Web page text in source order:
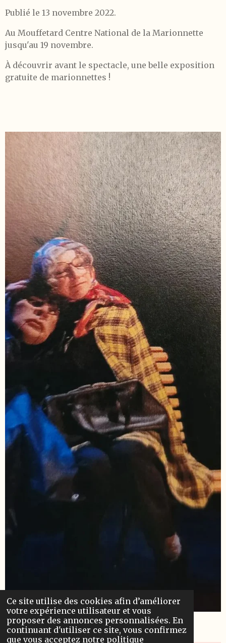
Ce site utilise des cookies afin d’améliorer
votre expérience utilisateur et vous
proposer des annonces personnalisées. En
continuant d'utiliser ce site, vous confirmez
que vous acceptez notre politique
Publié le 13 novembre 2022.
Au Mouffetard Centre National de la Marionnette
jusqu'au 19 novembre.
À découvrir avant le spectacle, une belle exposition
gratuite de marionnettes !
Photo de Greg Bouc